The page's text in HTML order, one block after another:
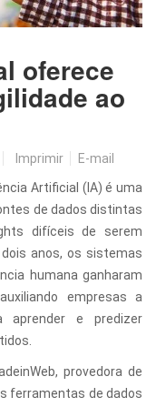
oferece
ao
Imprimir
E-mail
Artificial (IA) é uma
de dados distintas
difíceis de serem
anos, os sistemas
humana ganharam
empresas a
aprender e predizer
provedora de
ferramentas de dados